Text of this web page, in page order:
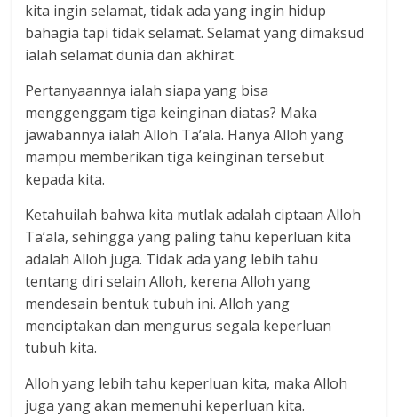
kita ingin selamat, tidak ada yang ingin hidup
bahagia tapi tidak selamat. Selamat yang dimaksud
ialah selamat dunia dan akhirat.
Pertanyaannya ialah siapa yang bisa
menggenggam tiga keinginan diatas? Maka
jawabannya ialah Alloh Ta’ala. Hanya Alloh yang
mampu memberikan tiga keinginan tersebut
kepada kita.
Ketahuilah bahwa kita mutlak adalah ciptaan Alloh
Ta’ala, sehingga yang paling tahu keperluan kita
adalah Alloh juga. Tidak ada yang lebih tahu
tentang diri selain Alloh, kerena Alloh yang
mendesain bentuk tubuh ini. Alloh yang
menciptakan dan mengurus segala keperluan
tubuh kita.
Alloh yang lebih tahu keperluan kita, maka Alloh
juga yang akan memenuhi keperluan kita.